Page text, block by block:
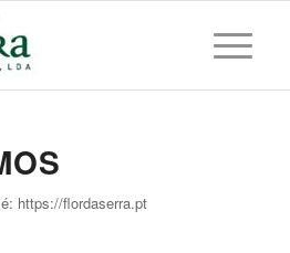
https://flordaserra.pt